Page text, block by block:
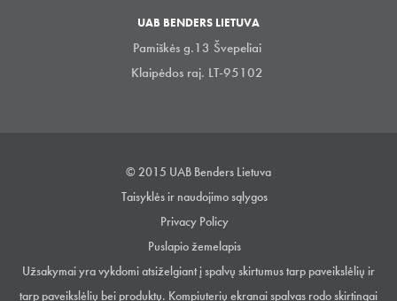
UAB BENDERS LIETUVA
Pamiškės g.13 Švepeliai
Klaipėdos raj. LT-95102
© 2015 UAB Benders Lietuva
Taisyklės ir naudojimo sąlygos
Privacy Policy
Puslapio žemelapis
Užsakymai yra vykdomi atsiželgiant į spalvų skirtumus tarp paveikslėlių ir
tarp paveikslėlių bei produktų. Kompiuterių ekranai spalvas rodo skirtingai